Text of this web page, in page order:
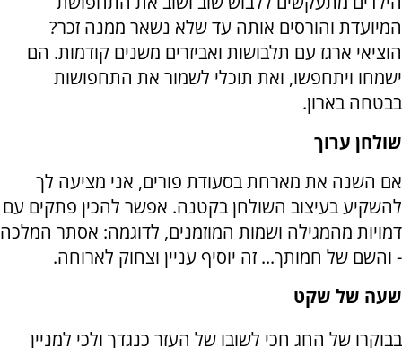
המיועדת והורסים אותה עד שלא נשאר ממנה זכר?
הוציאי ארגז עם תלבושות ואביזרים משנים קודמות. הם
ישמחו ויתחפשו, ואת תוכלי לשמור את התחפושות
בבטחה בארון.
שולחן ערוך
אם השנה את מארחת בסעודת פורים, אני מציעה לך
להשקיע בעיצוב השולחן בקטנה. אפשר להכין פתקים עם
דמויות מהמגילה ושמות המוזמנים, לדוגמה: אסתר המלכה
- והשם של חמותך... זה יוסיף עניין וצחוק לארוחה.
שעה של שקט
בבוקרו של החג חכי לשובו של העזר כנגדך ולכי למניין